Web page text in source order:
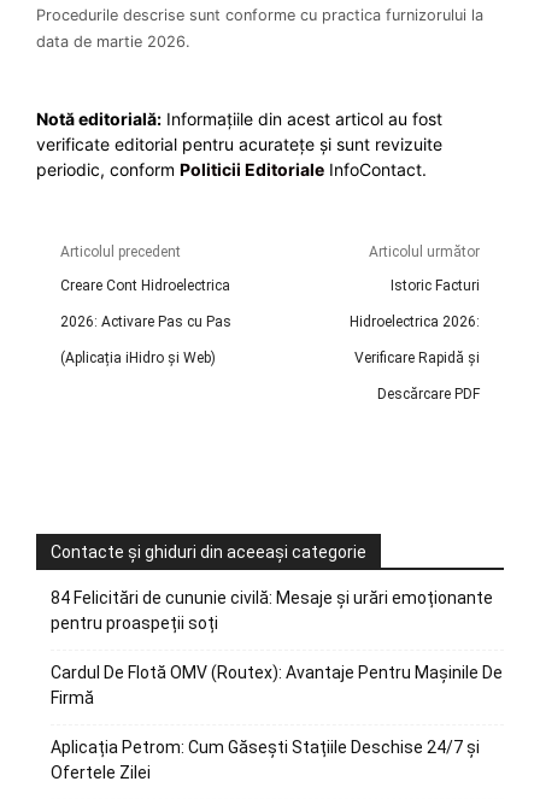
Procedurile descrise sunt conforme cu practica furnizorului la
data de martie 2026.
Notă editorială: Informațiile din acest articol au fost
verificate editorial pentru acuratețe și sunt revizuite
periodic, conform Politicii Editoriale InfoContact.
Articolul precedent
Creare Cont Hidroelectrica
2026: Activare Pas cu Pas
(Aplicația iHidro și Web)
Articolul următor
Istoric Facturi
Hidroelectrica 2026:
Verificare Rapidă și
Descărcare PDF
Contacte și ghiduri din aceeași categorie
84 Felicitări de cununie civilă: Mesaje și urări emoționante
pentru proaspeții soți
Cardul De Flotă OMV (Routex): Avantaje Pentru Mașinile De
Firmă
Aplicația Petrom: Cum Găsești Stațiile Deschise 24/7 și
Ofertele Zilei